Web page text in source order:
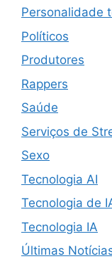
Personalidade
Políticos
Produtores
Rappers
Saúde
Serviços de
Sexo
Tecnologia AI
Tecnologia de
Tecnologia IA
Últimas